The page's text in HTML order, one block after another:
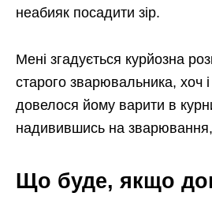
неабияк посадити зір.
Мені згадується курйозна
старого зварювальника, хоч
довелося йому варити в
надивившись на
Що буде, якщо